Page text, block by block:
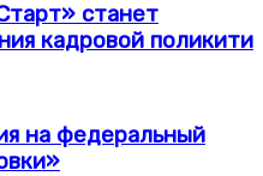
станет
кадровой поликити
на федеральный